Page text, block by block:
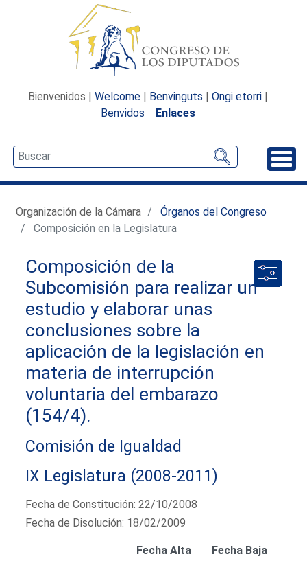
Bienvenidos | Welcome | Benvinguts | Ongi etorri |
Benvidos
Enlaces
Organización de la Cámara
Órganos del Congreso
Composición en la Legislatura
Composición de la
Subcomisión para realizar un
estudio y elaborar unas
conclusiones sobre la
aplicación de la legislación en
materia de interrupción
voluntaria del embarazo
(154/4).
Comisión de Igualdad
IX Legislatura (2008-2011)
Fecha de Constitución: 22/10/2008
Fecha de Disolución: 18/02/2009
Fecha Alta Fecha Baja